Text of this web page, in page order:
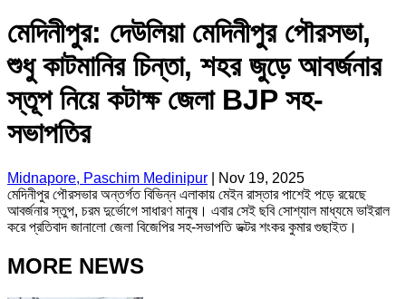
মেদিনীপুর: দেউলিয়া মেদিনীপুর পৌরসভা,
শুধু কাটমানির চিন্তা, শহর জুড়ে আবর্জনার
স্তূপ নিয়ে কটাক্ষ জেলা BJP সহ-
সভাপতির
Midnapore, Paschim Medinipur
Nov 19, 2025
মেদিনীপুর পৌরসভার অন্তর্গত বিভিন্ন এলাকায় মেইন রাস্তার পাশেই পড়ে রয়েছে
আবর্জনার স্তুপ, চরম দুর্ভোগে সাধারণ মানুষ। এবার সেই ছবি সোশ্যাল মাধ্যমে ভাইরাল
করে প্রতিবাদ জানালো জেলা বিজেপির সহ-সভাপতি ডক্টর শংকর কুমার গুছাইত।
MORE NEWS